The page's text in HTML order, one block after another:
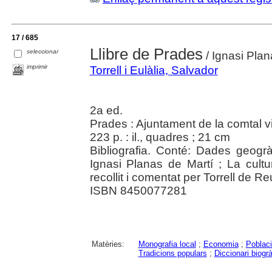
17 / 685
seleccionar
imprimir
Llibre de Prades / Ignasi
Torrell i Eulàlia, Salvador
2a ed.
Prades : Ajuntament de la comtal
223 p. : il., quadres ; 21 cm
Bibliografia. Conté: Dades
Ignasi Planas de Martí ; La
recollit i comentat per Torrell de
ISBN 8450077281
Matèries: Monografia local ; Economia;
Tradicions populars ; Diccionari